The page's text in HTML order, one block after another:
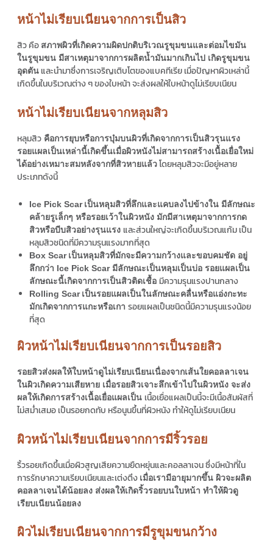
หน้าไม่เรียบเนียนจากการเป็นสิว
สิว คือ สภาพผิวที่เกิดความผิดปกติบริเวณรูขุมขนและต่อมไขมัน
ในรูขุมขน มีสาเหตุมาจากการผลิตน้ำมันมากเกินไป เกิดรูขุมขน
อุดตัน และนำมาซึ่งการเจริญเติบโตของแบคทีเรีย เมื่อปัญหาผิวเหล่านี้
เกิดขึ้นในบริเวณต่าง ๆ ของใบหน้า จะส่งผลให้ใบหน้าดูไม่เรียบเนียน
หน้าไม่เรียบเนียนจากหลุมสิว
หลุมสิว คือการยุบหรือการบุ๋มบนผิวที่เกิดจากการเป็นสิวรุนแรง
รอยแผลเป็นเหล่านี้เกิดขึ้นเมื่อผิวหนังไม่สามารถสร้างเนื้อเยื่อใหม่
ได้อย่างเหมาะสมหลังจากที่สิวหายแล้วโดยหลุมสิวจะมีอยู่หลาย
ประเภทดังนี้
Ice Pick Scar เป็นหลุมสิวที่ลึกและแคบลงไปข้างใน มีลักษณะ
คล้ายรูเล็กๆ หรือรอยเว้าในผิวหนัง มักมีสาเหตุมาจากการกด
สิวหรือบีบสิวอย่างรุนแรง และส่วนใหญ่จะเกิดขึ้นบริเวณแก้ม เป็น
หลุมสิวชนิดที่มีความรุนแรงมากที่สุด
Box Scar เป็นหลุมสิวที่มักจะมีความกว้างและขอบคมชัด อยู่
ลึกกว่า Ice Pick Scar มีลักษณะเป็นหลุมเป็นบ่อ รอยแผลเป็น
ลักษณะนี้เกิดจากการเป็นสิวติดเชื้อ มีความรุนแรงปานกลาง
Rolling Scar เป็นรอยแผลเป็นในลักษณะคลื่นหรือแอ่งกะทะ
มักเกิดจากการแกะหรือเกา รอยแผลเป็นชนิดนี้มีความรุนแรงน้อย
ที่สุด
ผิวหน้าไม่เรียบเนียนจากการเป็นรอยสิว
รอยสิวส่งผลให้ใบหน้าดูไม่เรียบเนียนเนื่องจากเส้นใยคอลลาเจน
ในผิวเกิดความเสียหาย เมื่อรอยสิวเจาะลึกเข้าไปในผิวหนัง จะส่ง
ผลให้เกิดการสร้างเนื้อเยื่อแผลเป็น เนื้อเยื่อแผลเป็นนี้จะมีเนื้อสัมผัสที่
ไม่สม่ำเสมอ เป็นรอยกดทับ หรือนูนขึ้นที่ผิวหนัง ทำให้ดูไม่เรียบเนียน
ผิวหน้าไม่เรียบเนียนจากการมีริ้วรอย
ริ้วรอยเกิดขึ้นเมื่อผิวสูญเสียความยืดหยุ่นและคอลลาเจน ซึ่งมีหน้าที่ใน
การรักษาความเรียบเนียนและเต่งตึง เมื่อเรามีอายุมากขึ้น ผิวจะผลิต
คอลลาเจนได้น้อยลง ส่งผลให้เกิดริ้วรอยบนใบหน้า ทำให้ผิวดู
เรียบเนียนน้อยลง
ผิวไม่เรียบเนียนจากการมีรูขุมขนกว้าง